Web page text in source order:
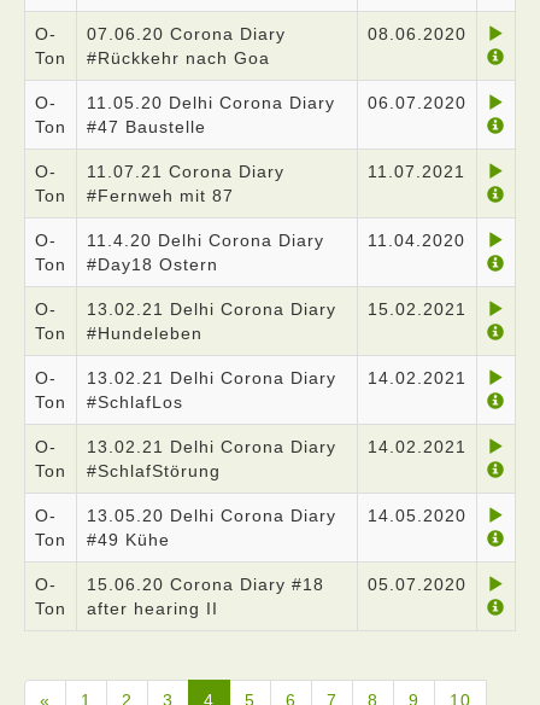
O-
Ton
07.06.20 Corona Diary
#Rückkehr nach Goa
08.06.2020
O-
Ton
11.05.20 Delhi Corona Diary
#47 Baustelle
06.07.2020
O-
Ton
11.07.21 Corona Diary
#Fernweh mit 87
11.07.2021
O-
Ton
11.4.20 Delhi Corona Diary
#Day18 Ostern
11.04.2020
O-
Ton
13.02.21 Delhi Corona Diary
#Hundeleben
15.02.2021
O-
Ton
13.02.21 Delhi Corona Diary
#SchlafLos
14.02.2021
O-
Ton
13.02.21 Delhi Corona Diary
#SchlafStörung
14.02.2021
O-
Ton
13.05.20 Delhi Corona Diary
#49 Kühe
14.05.2020
O-
Ton
15.06.20 Corona Diary #18
after hearing II
05.07.2020
« 1 2 3 4 5 6 7 8 9 10